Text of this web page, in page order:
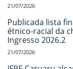
21/07/2026
Publicada lista
étnico-racial da
Ingresso 2026.2
21/07/2026